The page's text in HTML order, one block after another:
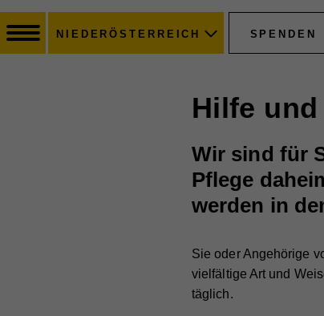
NIEDERÖSTERREICH SPENDEN
Hilfe
Wir sind für
Pflege
werden in
Sie oder Angehörige
vielfältige Art und
täglich.